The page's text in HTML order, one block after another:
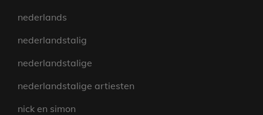
nederlands
nederlandstalig
nederlandstalige
nederlandstalige artiesten
nick en simon